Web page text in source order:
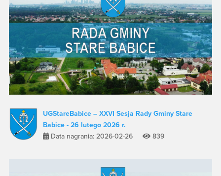
UGStareBabice – XXVI Sesja Rady Gminy Stare
Babice - 26 lutego 2026 r.
Data nagrania: 2026-02-26
839